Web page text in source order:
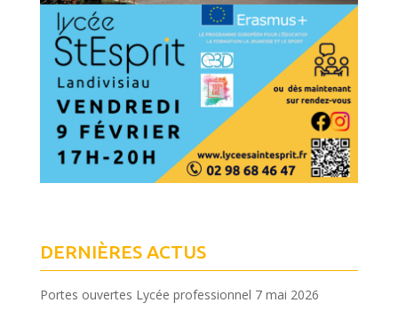
DERNIÈRES ACTUS
Portes ouvertes Lycée professionnel 7 mai 2026